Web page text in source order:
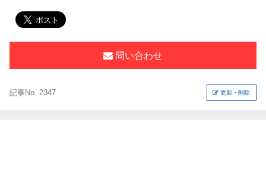
問い合わせ
記事No. 2347 更新・削除